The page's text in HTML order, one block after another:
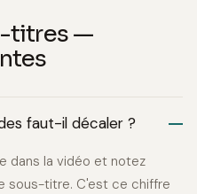
titres —
faut-il décaler ?
dans la vidéo et notez
sous-titre. C'est ce chiffre